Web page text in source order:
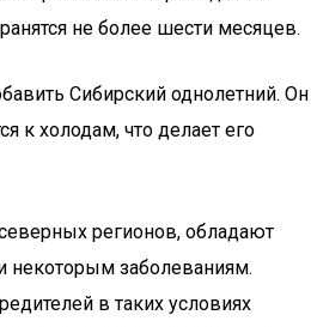
не более шести месяцев.
Сибирский однолетний. Он
к холодам, что делает его
регионов, обладают
некоторым заболеваниям.
в таких условиях